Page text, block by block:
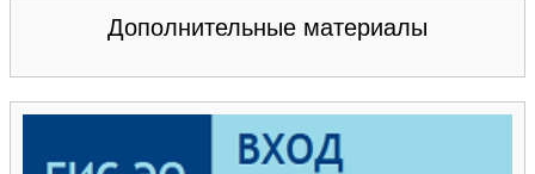
Дополнительные материалы